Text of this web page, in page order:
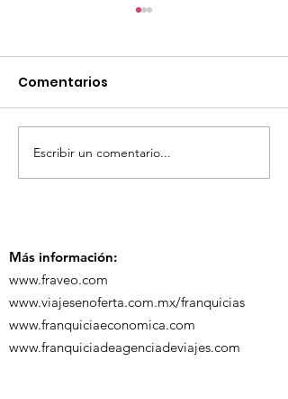
TourTravelynByFraveo
participó en la
Comentarios
Escribir un comentario...
Más información:
www.fraveo.com
www.viajesenoferta.com.mx/franquicias
www.franquiciaeconomica.com
www.franquiciadeagenciadeviajes.com